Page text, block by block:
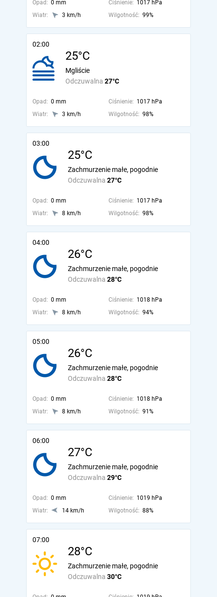
Opad: 0 mm Ciśnienie: 1017 hPa
Wiatr:
3 km/h Wilgotność: 99%
02:00
25°C
Odczuwalna 27°C
Mgliście
Opad: 0 mm Ciśnienie: 1017 hPa
Wiatr:
3 km/h Wilgotność: 98%
03:00
25°C
Odczuwalna 27°C
Zachmurzenie małe, pogodnie
Opad: 0 mm Ciśnienie: 1017 hPa
Wiatr:
8 km/h Wilgotność: 98%
04:00
26°C
Odczuwalna 28°C
Zachmurzenie małe, pogodnie
Opad: 0 mm Ciśnienie: 1018 hPa
Wiatr:
8 km/h Wilgotność: 94%
05:00
26°C
Odczuwalna 28°C
Zachmurzenie małe, pogodnie
Opad: 0 mm Ciśnienie: 1018 hPa
Wiatr:
8 km/h Wilgotność: 91%
06:00
27°C
Odczuwalna 29°C
Zachmurzenie małe, pogodnie
Opad: 0 mm Ciśnienie: 1019 hPa
Wiatr:
14 km/h Wilgotność: 88%
07:00
28°C
Odczuwalna 30°C
Zachmurzenie małe, pogodnie